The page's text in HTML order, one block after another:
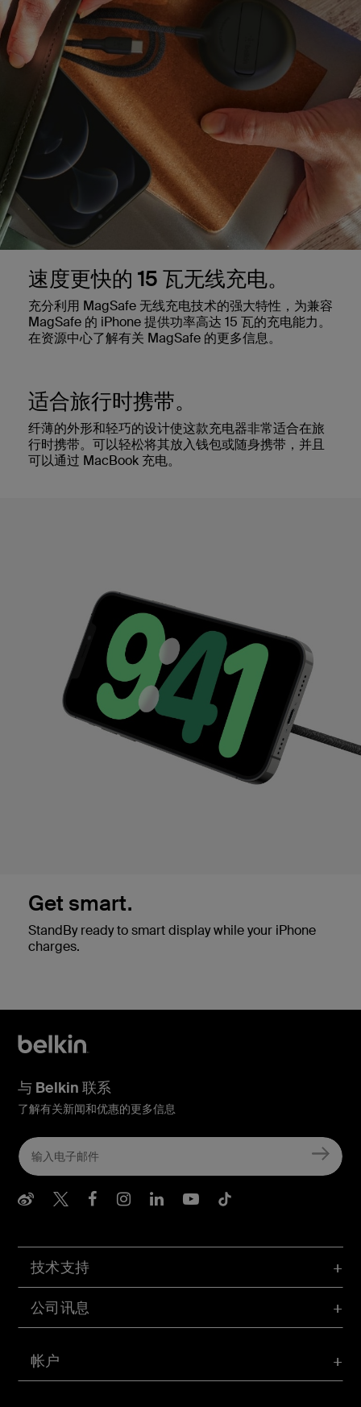
速度更快的 15 瓦无线充电。
充分利用 MagSafe 无线充电技术的强大特性，为兼容
MagSafe 的 iPhone 提供功率高达 15 瓦的充电能力。
在资源中心了解有关 MagSafe 的更多信息。
适合旅行时携带。
纤薄的外形和轻巧的设计使这款充电器非常适合在旅
行时携带。可以轻松将其放入钱包或随身携带，并且
可以通过 MacBook 充电。
Get smart.
StandBy ready to smart display while your iPhone
charges.
帐户
技术支持
公司讯息
与 Belkin 联系
了解有关新闻和优惠的更多信息
Belkin Weibo
Belkin Twitter
Belkin Facebook
Belkin Instagram
Belkin LInkedIn
Belkin Youtube
Belkin